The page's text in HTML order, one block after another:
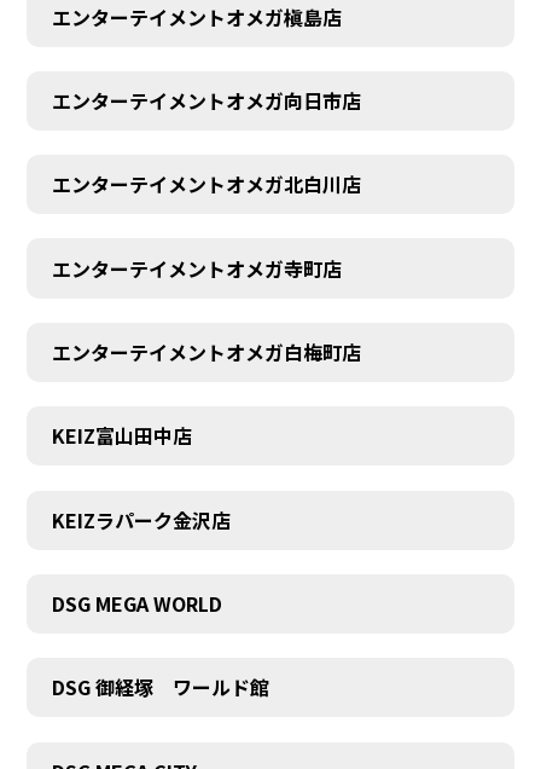
エンターテイメントオメガ槇島店
エンターテイメントオメガ向日市店
エンターテイメントオメガ北白川店
エンターテイメントオメガ寺町店
エンターテイメントオメガ白梅町店
KEIZ富山田中店
KEIZラパーク金沢店
DSG MEGA WORLD
DSG 御経塚 ワールド館